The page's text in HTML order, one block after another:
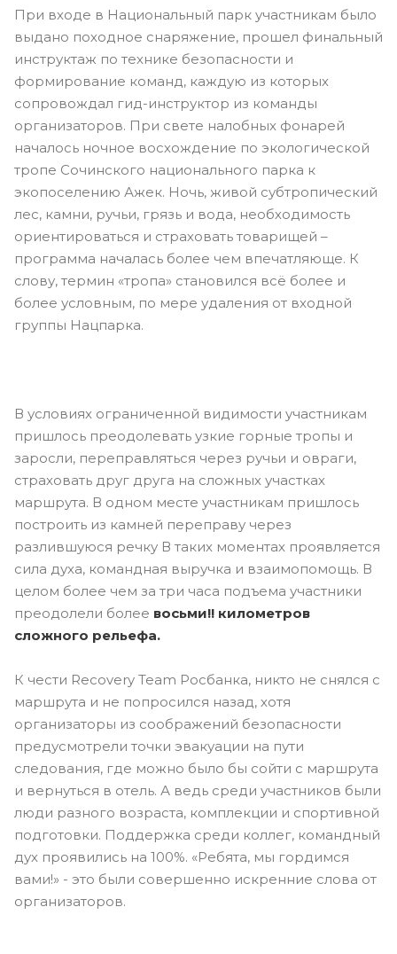
При входе в Национальный парк участникам было
выдано походное снаряжение, прошел финальный
инструктаж по технике безопасности и
формирование команд, каждую из которых
сопровождал гид-инструктор из команды
организаторов. При свете налобных фонарей
началось ночное восхождение по экологической
тропе Сочинского национального парка к
экопоселению Ажек. Ночь, живой субтропический
лес, камни, ручьи, грязь и вода, необходимость
ориентироваться и страховать товарищей –
программа началась более чем впечатляюще. К
слову, термин «тропа» становился всё более и
более условным, по мере удаления от входной
группы Нацпарка.
В условиях ограниченной видимости участникам
пришлось преодолевать узкие горные тропы и
заросли, переправляться через ручьи и овраги,
страховать друг друга на сложных участках
маршрута. В одном месте участникам пришлось
построить из камней переправу через
разлившуюся речку В таких моментах проявляется
сила духа, командная выручка и взаимопомощь. В
целом более чем за три часа подъема участники
преодолели более восьми!! километров
сложного рельефа.
К чести Recovery Team Росбанка, никто не снялся с
маршрута и не попросился назад, хотя
организаторы из соображений безопасности
предусмотрели точки эвакуации на пути
следования, где можно было бы сойти с маршрута
и вернуться в отель. А ведь среди участников были
люди разного возраста, комплекции и спортивной
подготовки. Поддержка среди коллег, командный
дух проявились на 100%. «Ребята, мы гордимся
вами!» - это были совершенно искренние слова от
организаторов.